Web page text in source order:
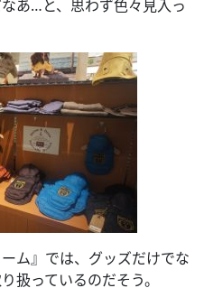
あ…と、思わず色々見入っ
ム』では、グッズだけでな
扱っているのだそう。